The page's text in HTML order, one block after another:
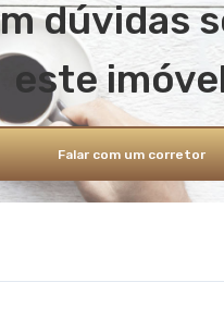
dúvidas
este
Falar com um corretor